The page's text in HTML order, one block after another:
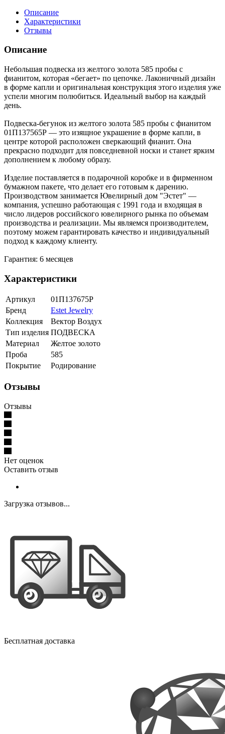
Описание
Характеристики
Отзывы
Описание
Небольшая подвеска из желтого золота 585 пробы с
фианитом, которая «бегает» по цепочке. Лаконичный дизайн
в форме капли и оригинальная конструкция этого изделия уже
успели многим полюбиться. Идеальный выбор на каждый
день.
Подвеска-бегунок из желтого золота 585 пробы с фианитом
01П137565Р — это изящное украшение в форме капли, в
центре которой расположен сверкающий фианит. Она
прекрасно подходит для повседневной носки и станет ярким
дополнением к любому образу.
Изделие поставляется в подарочной коробке и в фирменном
бумажном пакете, что делает его готовым к дарению.
Производством занимается Ювелирный дом "Эстет" —
компания, успешно работающая с 1991 года и входящая в
число лидеров российского ювелирного рынка по объемам
производства и реализации. Мы являемся производителем,
поэтому можем гарантировать качество и индивидуальный
подход к каждому клиенту.
Гарантия: 6 месяцев
Характеристики
Артикул
01П137675Р
Бренд
Estet Jewelry
Коллекция
Вектор Воздух
Тип изделия ПОДВЕСКА
Материал
Желтое золото
Проба
585
Покрытие
Родирование
Отзывы
Отзывы
Нет оценок
Оставить отзыв
Загрузка отзывов...
Бесплатная доставка